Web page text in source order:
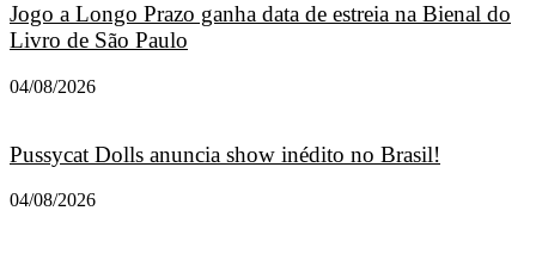
Jogo a Longo Prazo ganha data de estreia na Bienal do
Livro de São Paulo
04/08/2026
Pussycat Dolls anuncia show inédito no Brasil!
04/08/2026